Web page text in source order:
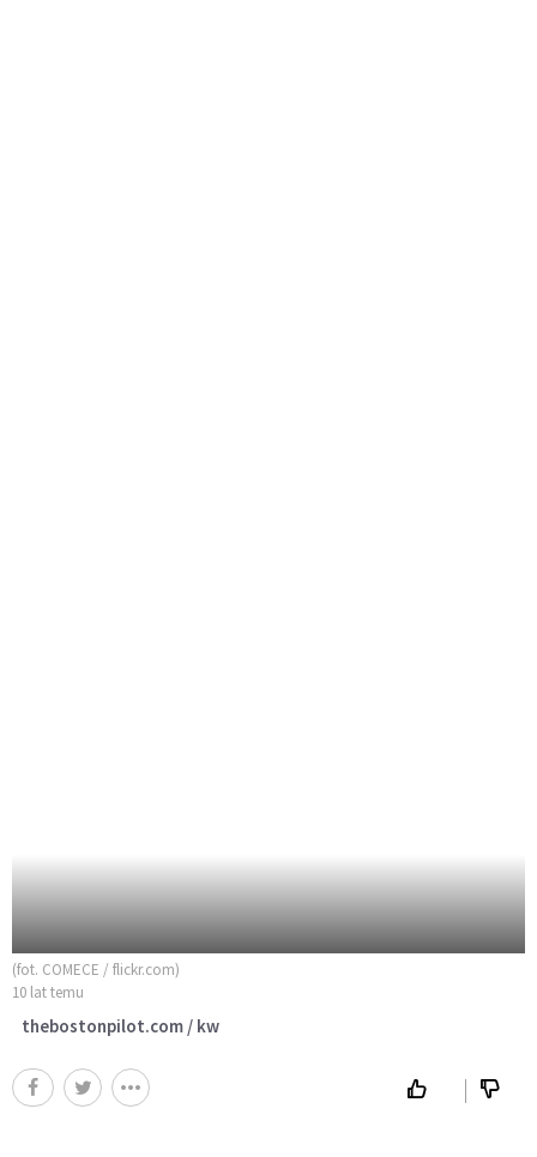
(fot. COMECE / flickr.com)
10 lat temu
thebostonpilot.com / kw